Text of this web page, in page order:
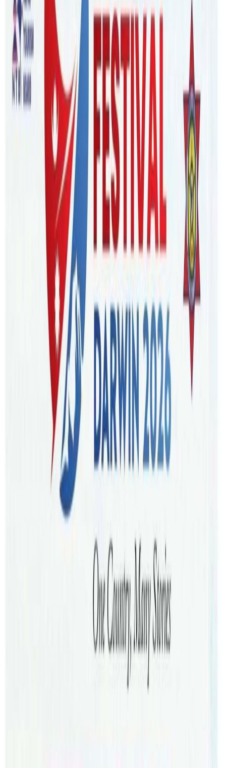
ब्रिजवेन/अष्ट्रेलियामा दैनिक ७० हजार भन्दा माथी कोभिड संक्रमण
देखिएको छ । सबैभन्दा धेरै न्यु साउथ वेल्स, भिक्टोरिया र
कुइन्सल्याण्ड राज्यमा कोभिड संक्रमितको संख्या धेरै छ । संक्रमित
मध्ये नेपालीको संख्या कत्ति होला ? यो प्रश्नको उत्तर कसैलाई थाहा छैन
। सरकारले पनि राष्ट्रियताको आधारमा तथ्यांक संकलन नगरेकाले
कत्ति नेपालीलाई कोभिड भयो होला भनेर ठ्याक्कै कसैले पनि भन्न
सक्दैन । गैर आवासिय नेपाली संघ अष्ट्रेलियासंग पनि कुनै तथ्यांक छैन
। तर, नेपालट्युबले विभिन्न राज्यका एनआरएनए संयोजक, केन्द्रका
नेतृत्व, समाजका विभिन्न नेतृत्व, संक्रमितहरु संगको कुराकानी र
स्वनिगरानीबाट गरेको सर्वेक्षण अनुसार पछिल्लो एक महिनामा १५
हजार जति नेपालीलाई कोभिड संक्रमण भएको बुझिन्छ ।
कोभिड संक्रमित बाहेक, क्लोज कन्ट्याकमा क्वारेन्टिन बस्ने
नेपालीहरुको संख्या पनि उत्तिकै छ । धेरै नेपाली सेयर हाउसमा बस्ने र
एक जनालाई कोभिड देखिएमा घरमा बस्नेहरु सबै क्लोज कन्ट्याक
हुने भएकाले सात दिन अनिवार्य क्वोरेन्टिनमा बस्नुपर्ने नेपालीहरुको
संख्या खास संक्रमित भन्दा धेरै हुनसक्ने बुझिन्छ । त्यसो त, नेपाली
समुदायमा कोरोनाको खोप लगाउने संख्या उच्च भएकाले पनि संक्रमण
भईहाले गम्भिर बिरामी हुनेको संख्या निकै कम छ । त्यहि भएर पनि
यसअघि जस्तो यसपाली संक्रमण भएपनि राहत र सहयोगका लागि
एनआरएनएसंग सम्पर्क गर्ने नेपालीहरुको संख्या निकै कम छ ।
कोभिड सम्बन्धी पुस्तक समेत लेखिसक्नु भएका संचारकर्मी डाक्टर
भरतराज पौडेलले जनसंख्या र संक्रमितहरुको संख्यालाई विश्लेषण
गर्दा कम्तिमा १५ हजार जति नेपालीलाई कोभिड संक्रमण भएको
हुनुपर्ने बताउनुभयो ।
गैर आवासिय नेपाली संघ अष्ट्रेलियाका महासचिव राजु अधिकारीले
जनालाई पहिल्लो केही हप्ताभित्रमा कोभिड संक्रमण भएको
बताउनुभयो । धेरै नेपालीले आफुलाई कोभिड भएको सार्वजनिक नगर्ने
भएकाले पनि एकिन संख्या समुदायलाई थाहा नहुने अधिकारीले
बताउनुभयो । त्यस्तै न्यु साउथ वेल्सका संयोजक देब गुरुङले कोभिड
संक्रमण भएर सहयोग माग्न आउनेहरुको संख्या ज्यादै न्युन भएकाले
पनि एकिन संख्या भन्न नसकिने बताउनुभयो । तर, आफ्नो टिममा
भएको छलफलका आधारमा सिड्नीमा हरेक दोस्रो नेपालीको घरमा
कसै न कसैलाई कोभिड देखिएको गुरुङको भनाई छ ।
उता भिक्टोरया राज्यका एनआरएनए संयोजक हरि खड्काका अनुसार